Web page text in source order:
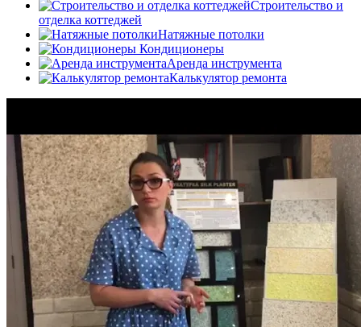
Строительство и
отделка коттеджей
Натяжные потолки
Кондиционеры
Аренда инструмента
Калькулятор ремонта